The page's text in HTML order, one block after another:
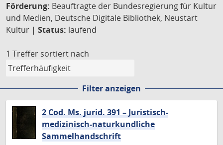
Förderung: Beauftragte der Bundesregierung für Kultur
und Medien, Deutsche Digitale Bibliothek, Neustart
Kultur | Status: laufend
1 Treffer sortiert nach
Filter anzeigen
2 Cod. Ms. jurid. 391 – Juristisch-
medizinisch-naturkundliche
Sammelhandschrift